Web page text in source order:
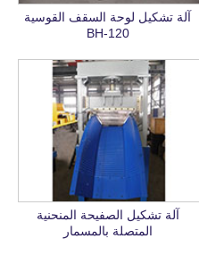
آلة تشكيل لوحة السقف القوسية
BH-120
آلة تشكيل الصفيحة المنحنية
المتصلة بالمسمار